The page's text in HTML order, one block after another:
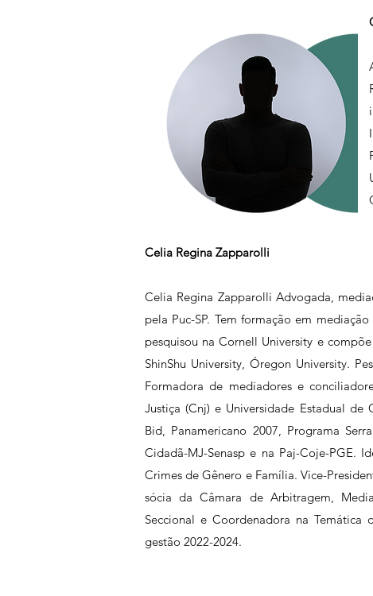
Celia Regina Zapparolli
Celia Regina Zapparolli Advogada,
pela Puc-SP. Tem formação em
pesquisou na Cornell University e
ShinShu University, Óregon University.
Formadora de mediadores e
Justiça (Cnj) e Universidade Estadual de
Bid, Panamericano 2007, Programa
Cidadã-MJ-Senasp e na Paj-Coje-PGE.
Crimes de Gênero e Família. Vice-
sócia da Câmara de Arbitragem,
Seccional e Coordenadora na Temática
gestão 2022-2024.